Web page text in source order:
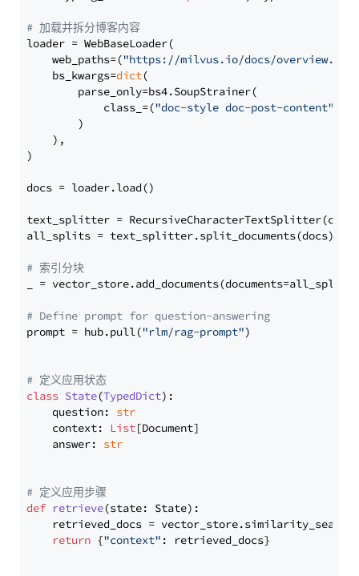
# 加载并拆分博客内容
loader = WebBaseLoader(
    web_paths=(
"https://milvus.io/docs/overview.md"
    bs_kwargs=
dict(
        parse_only=bs4.SoupStrainer(
            class_=(
"doc-style doc-post-content"
        )
    ),
)
docs = loader.load()
text_splitter =
all_splits = text_splitter.split_documents(docs)
# 索引分块
_ = vector_store.add_documents(documents=all_splits)
# Define prompt for question-answering
prompt = hub.pull("rlm/rag-prompt")
# 定义应用状态
class State(TypedDict):
    question:
str
    context:
List[Document]
    answer:
str
# 定义应用步骤
def retrieve(state: State):
retrieved_docs =
return {"context" : retrieved_docs}